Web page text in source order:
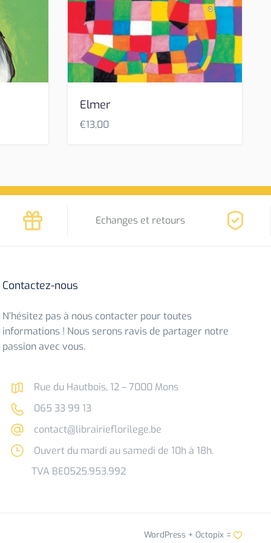
Elmer
€13,00
Echanges et retours
Contactez-nous
N’hésitez pas à nous contacter pour toutes
informations ! Nous serons ravis de partager notre
passion avec vous.
Rue du Hautbois, 12 – 7000 Mons
065 33 99 13
contact@librairieflorilege.be
Ouvert du mardi au samedi de 10h à 18h.
TVA BE0525.953.992
WordPress + Octopix=